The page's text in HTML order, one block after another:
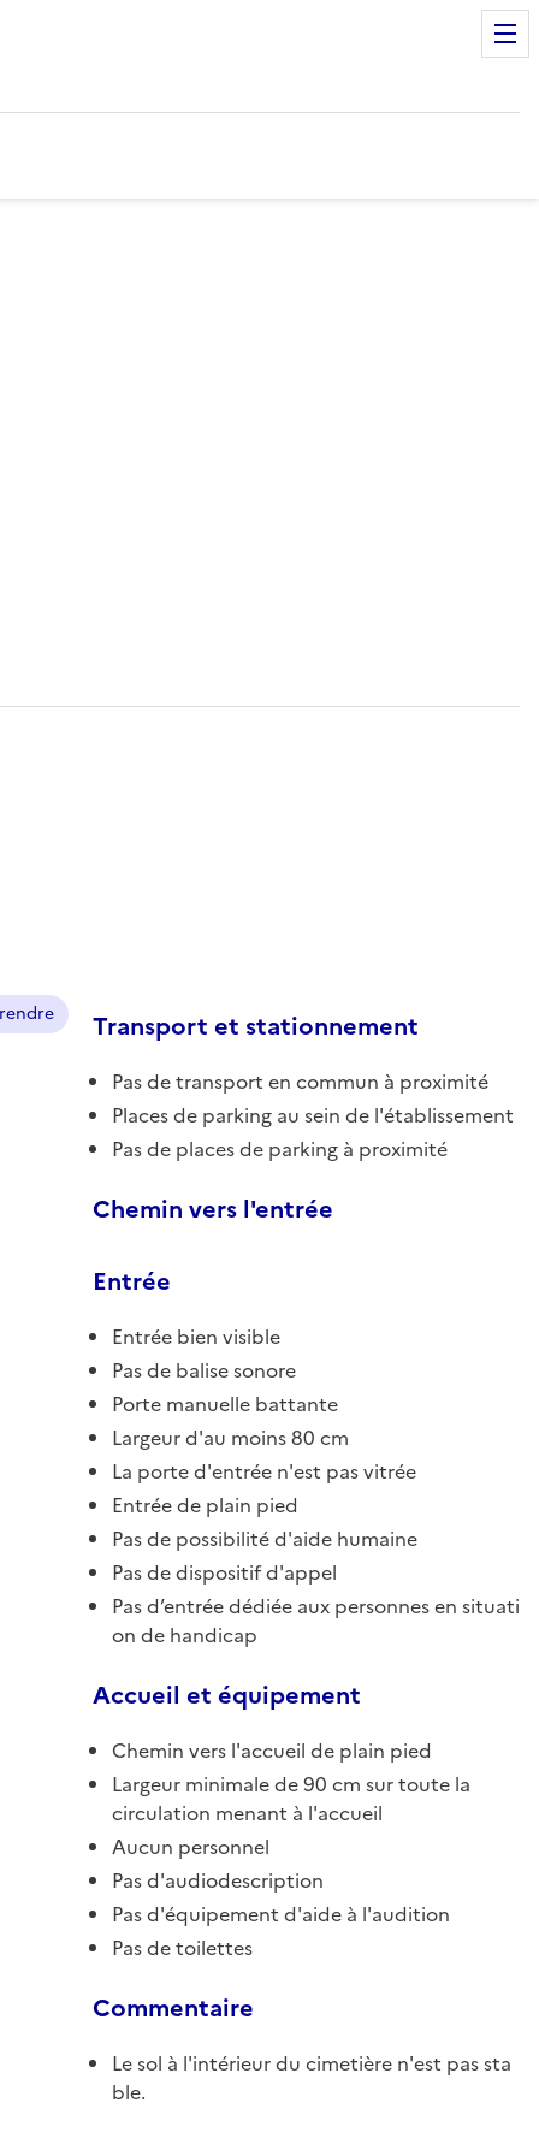
Transport et stationnement
Pas de transport en commun à proximité
Places de parking au sein de l'établissement
Pas de places de parking à proximité
Chemin vers l'entrée
Entrée
Entrée bien visible
Pas de balise sonore
Porte manuelle battante
Largeur d'au moins 80 cm
La porte d'entrée n'est pas vitrée
Entrée de plain pied
Pas de possibilité d'aide humaine
Pas de dispositif d'appel
Pas d’entrée dédiée aux personnes en situati
on de handicap
Accueil et équipement
Chemin vers l'accueil de plain pied
Largeur minimale de 90 cm sur toute la
circulation menant à l'accueil
Aucun personnel
Pas d'audiodescription
Pas d'équipement d'aide à l'audition
Pas de toilettes
Commentaire
Le sol à l'intérieur du cimetière n'est pas sta
ble.